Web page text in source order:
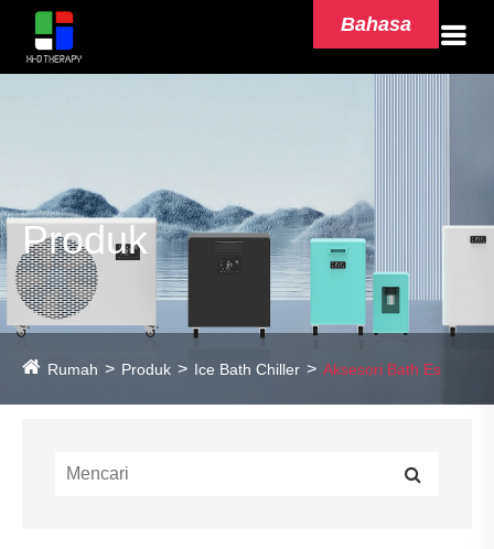
Bahasa
Produk
Rumah Produk Ice Bath Chiller Aksesori Bath Es